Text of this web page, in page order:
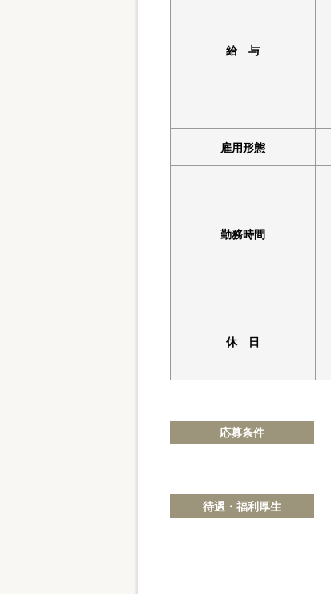
給 与
雇用形態
勤務時間
休 日
応募条件
待遇・福利厚生